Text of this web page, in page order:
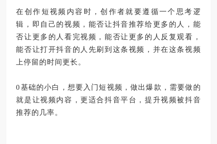
在创作短视频内容时，创作者就要遵循一个思考逻
辑，即自己的视频，能否让抖音推荐给更多的人，能
否让更多的人看完视频，能否让更多的人反复观看，
能否让打开抖音的人先刷到这条视频，并在这条视频
上停留的时间更长。
0基础的小白，想要入门短视频，做出爆款，需要做的
就是让视频内容，更适合抖音平台，提升视频被抖音
推荐的几率。